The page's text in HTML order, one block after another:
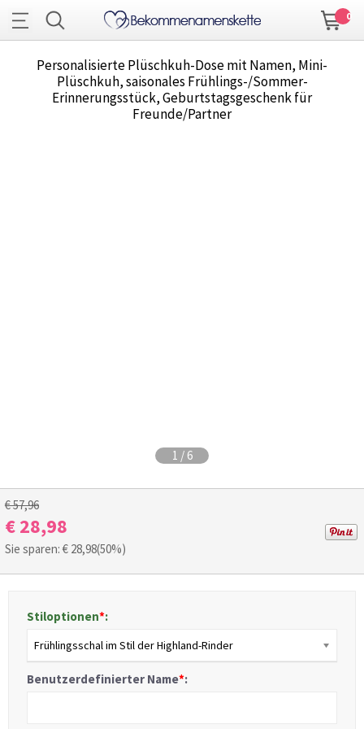
0
Personalisierte Plüschkuh-Dose mit Namen, Mini-
Plüschkuh, saisonales Frühlings-/Sommer-
Erinnerungsstück, Geburtstagsgeschenk für
Freunde/Partner
1 / 6
€ 57,96
€ 28,98
Sie sparen: € 28,98(50%)
Stiloptionen*:
Frühlingsschal im Stil der Highland-Rinder
Benutzerdefinierter Name*: